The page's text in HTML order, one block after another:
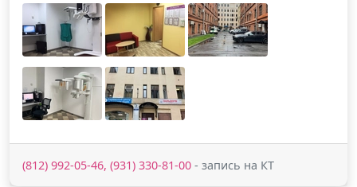
(812) 992-05-46, (931) 330-81-00 - запись на КТ